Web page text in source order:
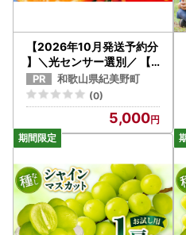
【2026年10月発送予約分
】＼光センサー選別／ 【
農家直送】【家庭用】こだ
わりの有田みかん 2kg 先
行予約 有機質肥料100%
サイズ混合 【10月発送】
みかん ミカン 有田みかん
温州みかん 柑橘 有田 和歌
山 ※北海道・沖縄・離島
配送不可/みかん ミカン 有
田みかん 温州みかん 柑橘
有田 和歌山 産地直送【nu
k004-c-2-octH】
和歌山県紀美野町
(0)
5,000